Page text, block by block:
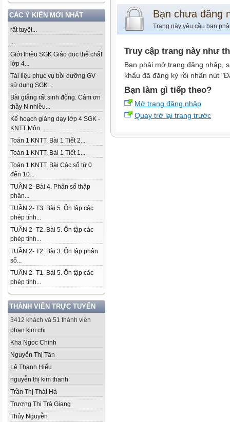
CÁC Ý KIẾN MỚI NHẤT
rất tuyệt...
...
Giới thiệu SGK Giáo dục thể chất
lớp 4...
Tài liệu phục vụ bồi dưỡng GV
sử dụng SGK...
Bài giảng rất sinh động. Cảm ơn
thầy N nhiều...
Kế hoạch giảng dạy lớp 4 SGK -
KNTT Môn...
Toán 1 KNTT. Bài 1 Tiết 2....
Toán 1 KNTT. Bài 1 Tiết 1....
Toán 1 KNTT. Bài Các số từ 0
đến 10...
TUẦN 2- Bài 4. Phân số thập
phân...
TUẦN 2- T3. Bài 5. Ôn tập các
phép tính...
TUẦN 2- T2. Bài 5. Ôn tập các
phép tính...
TUẦN 2- T2. Bài 3. Ôn tập phân
số...
TUẦN 2- T1. Bài 5. Ôn tập các
phép tính...
THÀNH VIÊN TRỰC TUYẾN
3412 khách và 51 thành viên
phan kim chi
Kha Ngoc Chinh
Nguyễn Thị Tân
Lê Thanh Hiếu
nguyễn thị kim thanh
Trần Thị Thái Hà
Trương Thị Trà Giang
Thủy Nguyễn
Bạn chưa đăng
Trang này yêu cầu bạn
Truy cập trang này như
Bạn phải mở trang đăng nhập,
khẩu đã đăng ký rồi nhấn nút
Bạn làm gì tiếp theo?
Mở trang đăng nhập
Quay trở lại trang trước